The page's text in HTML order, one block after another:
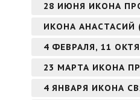
28 ИЮНЯ ИКОНА
ИКОНА АНАСТАСИЙ
4 ФЕВРАЛЯ, 11
23 МАРТА ИКОНА
4 ЯНВАРЯ ИКОНА